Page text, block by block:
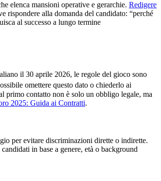
elenca mansioni operative e gerarchie. Redigere
rispondere alla domanda del candidato: “perché
al successo a lungo termine
il 30 aprile 2026, le regole del gioco sono
omettere questo dato o chiederlo ai
primo contatto non è solo un obbligo legale, ma
2025: Guida ai Contratti.
per evitare discriminazioni dirette o indirette.
in base a genere, età o background